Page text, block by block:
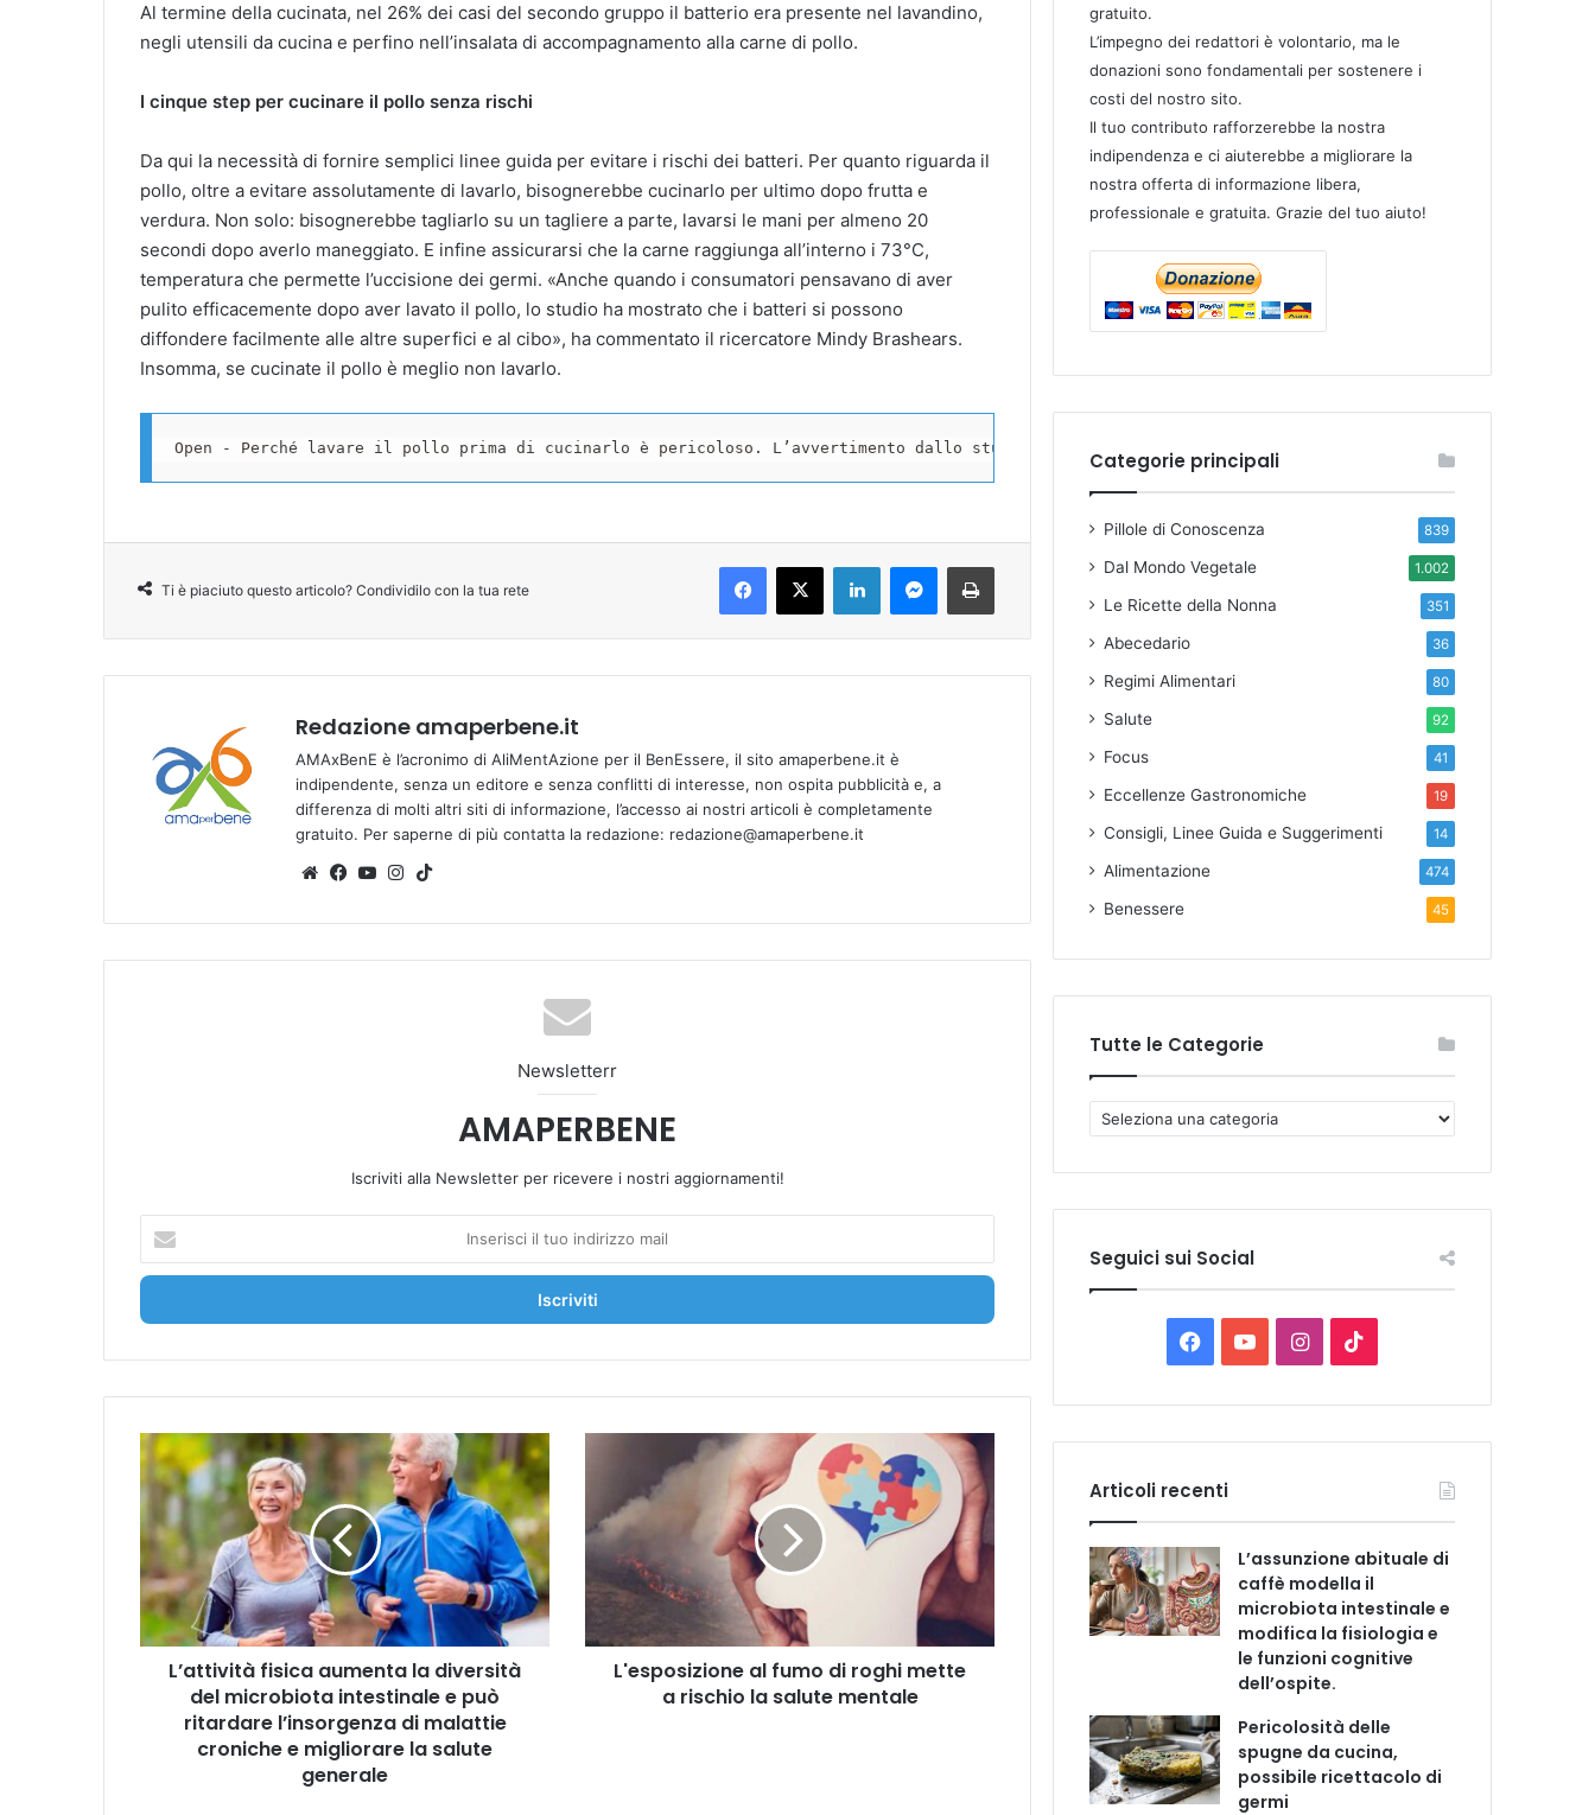
Al termine della cucinata, nel 26% dei casi del secondo gruppo il batterio era presente nel lavandino,
negli utensili da cucina e perfino nell’insalata di accompagnamento alla carne di pollo.
I cinque step per cucinare il pollo senza rischi
Da qui la necessità di fornire semplici linee guida per evitare i rischi dei batteri. Per quanto riguarda il
pollo, oltre a evitare assolutamente di lavarlo, bisognerebbe cucinarlo per ultimo dopo frutta e
verdura. Non solo: bisognerebbe tagliarlo su un tagliere a parte, lavarsi le mani per almeno 20
secondi dopo averlo maneggiato. E infine assicurarsi che la carne raggiunga all’interno i 73°C,
temperatura che permette l’uccisione dei germi. «Anche quando i consumatori pensavano di aver
pulito efficacemente dopo aver lavato il pollo, lo studio ha mostrato che i batteri si possono
diffondere facilmente alle altre superfici e al cibo», ha commentato il ricercatore Mindy Brashears.
Insomma, se cucinate il pollo è meglio non lavarlo.
Open - Perché lavare il pollo prima di cucinarlo è pericoloso. L’avvertimento dallo studio Usa: i cinque step per evitare rischi. https://
Ti è piaciuto questo articolo? Condividilo con la tua rete
Redazione amaperbene.it
AMAxBenE è l’acronimo di AliMentAzione per il BenEssere, il sito amaperbene.it è
indipendente, senza un editore e senza conflitti di interesse, non ospita pubblicità e, a
differenza di molti altri siti di informazione, l’accesso ai nostri articoli è completamente
gratuito. Per saperne di più contatta la redazione: redazione@amaperbene.it
We
te
Fa
bo
ok
Yo
Tu
be
Ins
ra
m
k
Newsletterr
AMAPERBENE
Iscriviti alla Newsletter per ricevere i nostri aggiornamenti!
s
r
c
t
u
i
n
d
i
’
a
t
i
v
t
L’attività fisica aumenta la diversità
del microbiota intestinale e può
ritardare l’insorgenza di malattie
croniche e migliorare la salute
generale
z
L'esposizione al fumo di roghi mette
a rischio la salute mentale
gratuito.
L’impegno dei redattori è volontario, ma le
donazioni sono fondamentali per sostenere i
costi del nostro sito.
Il tuo contributo rafforzerebbe la nostra
indipendenza e ci aiuterebbe a migliorare la
nostra offerta di informazione libera,
professionale e gratuita. Grazie del tuo aiuto!
Categorie principali
Pillole di Conoscenza 839
Dal Mondo Vegetale 1.002
Le Ricette della Nonna 351
Abecedario 36
Regimi Alimentari 80
Salute 92
Focus 41
Eccellenze Gastronomiche 19
Consigli, Linee Guida e Suggerimenti 14
Alimentazione 474
Benessere 45
Tutte le Categorie
u
e
e
C
o
e
Seguici sui Social
c
e
b
o
o
u
u
b
e
I
s
a
g
r
a
m
k
o
k
Articoli recenti
L’assunzione abituale di
caffè modella il
microbiota intestinale e
modifica la fisiologia e
le funzioni cognitive
dell’ospite.
Pericolosità delle
spugne da cucina,
possibile ricettacolo di
germi